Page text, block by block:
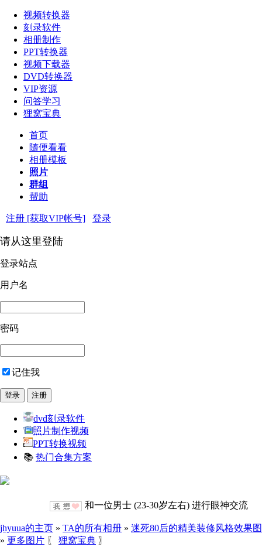
视频转换器
刻录软件
相册制作
PPT转换器
视频下载器
DVD转换器
VIP资源
问答学习
狸窝宝典
首页
随便看看
相册模板
照片
群组
帮助
注册 [获取VIP帐号] 登录
请从这里登陆
登录站点
用户名
密码
记住我
dvd刻录软件
照片制作视频
PPT转换视频
📚 热门合集方案
和一位男士 (23-30岁左右) 进行眼神交流
jhyuua的主页 » TA的所有相册 » 迷死80后的精美装修风格效果图
» 更多图片 〖 狸窝宝典 〗